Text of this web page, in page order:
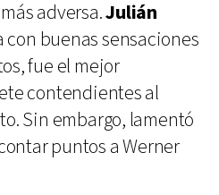
adversa.Julián
con buenas sensaciones
fue el mejor
contendientes al
Sin embargo, lamentó
puntos a Werner